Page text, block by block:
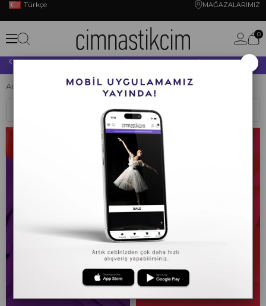
Türkçe MAĞAZALARIMIZ
0
10.000 TL VE ÜZERİ YAPACAĞINIZ TÜM ALIŞVERİŞLERİNİZDE KARGO ÜCRETSİZ!
Anasayfa CİMNASTİK KUMAŞLAR